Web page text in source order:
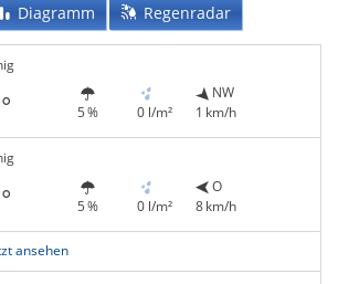
Diagramm Regenradar
5 % 0 l/m²
NW
1 km/h
5 % 0 l/m²
O
8 km/h
ansehen